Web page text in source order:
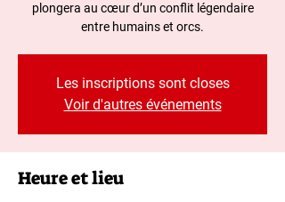
plongera au cœur d’un conflit légendaire
entre humains et orcs.
Les inscriptions sont closes
Voir d'autres événements
Heure et lieu